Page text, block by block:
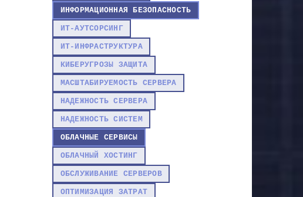
ИНФОРМАЦИОННАЯ БЕЗОПАСНОСТЬ
ИТ-АУТСОРСИНГ
ИТ-ИНФРАСТРУКТУРА
КИБЕРУГРОЗЫ ЗАЩИТА
МАСШТАБИРУЕМОСТЬ СЕРВЕРА
НАДЕЖНОСТЬ СЕРВЕРА
НАДЕЖНОСТЬ СИСТЕМ
ОБЛАЧНЫЕ СЕРВИСЫ
ОБЛАЧНЫЙ ХОСТИНГ
ОБСЛУЖИВАНИЕ СЕРВЕРОВ
ОПТИМИЗАЦИЯ ЗАТРАТ